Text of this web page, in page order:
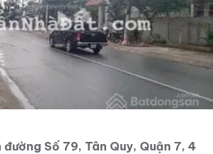
Số 79, Tân Quy, Quận 7, 4